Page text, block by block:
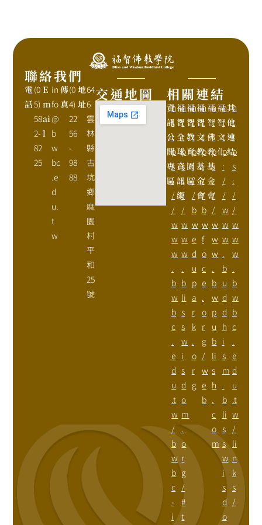
聯絡我們
電
話
(0
5)
58
2-
82
25
E
m
ai
l
in
fo
@
b
w
bc
.e
d
u.
t
w
傳
真
(0
4)
22
56
-
98
88
地
址
64
6
雲
林
縣
古
坑
鄉
麻
園
村
平
和
25
號
交通地圖 相關連結
資
訊
公
開
專
區
h
t
t
p
s
:
/
/
w
w
w
.
b
w
b
c
.
e
d
u
.t
w
/
b
w
b
c
-
i
福
智
全
球
資
訊
網
h
t
t
p
s
:
/
/
w
w
w
.
b
li
s
s
w
i
s
d
o
m
.
o
r
g
/
#
t
福
智
教
育
園
區
h
t
t
p
:
/
/
b
w
e
d
u
p
a
r
k
.
o
r
g
福
智
文
教
基
金
會
h
t
t
p
:
/
/
b
w
f
o
c
e
.
o
r
g
/
w
e
b
福
智
佛
教
基
金
會
h
t
t
p
s
:
/
/
w
w
w
.
b
w
p
u
b
li
s
h
.
c
o
m
福
智
文
化
h
t
t
p
:
/
/
w
w
w
.
b
u
d
d
h
i
s
m
.
b
li
s
s
w
i
s
d
o
其
他
連
結
h
t
t
p
s
:
/
/
w
w
w
.
b
w
b
c
.
e
d
u
.t
w
/
li
n
k
s
/